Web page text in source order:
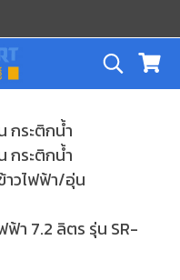
กระติกน้ำ
กระติกน้ำ
วไฟฟ้า/อุ่น
ฟ้า 7.2 ลิตร รุ่น SR-